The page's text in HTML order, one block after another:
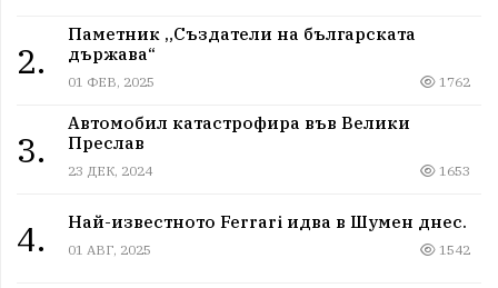
2.
Паметник „Създатели на българската
държава“
01 ФЕВ, 2025 1762
3.
Автомобил катастрофира във Велики
Преслав
23 ДЕК, 2024 1653
4. Най-известното Ferrari идва в Шумен днес.
01 АВГ, 2025 1542